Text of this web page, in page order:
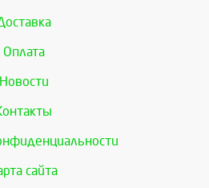
Оплата
Новости
сайта